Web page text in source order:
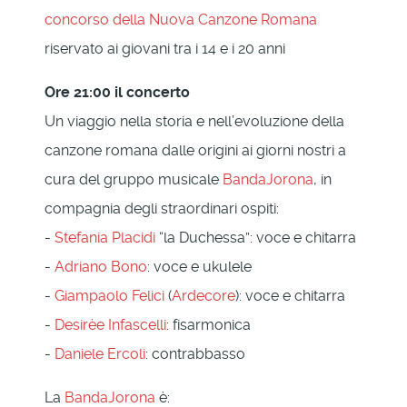
concorso della Nuova Canzone Romana
riservato ai giovani tra i 14 e i 20 anni
Ore 21:00 il concerto
Un viaggio nella storia e nell’evoluzione della
canzone romana dalle origini ai giorni nostri a
cura del gruppo musicale BandaJorona, in
compagnia degli straordinari ospiti:
- Stefania Placidi “la Duchessa”: voce e chitarra
- Adriano Bono: voce e ukulele
- Giampaolo Felici (Ardecore): voce e chitarra
- Desirèe Infascelli: fisarmonica
- Daniele Ercoli: contrabbasso
La BandaJorona è: